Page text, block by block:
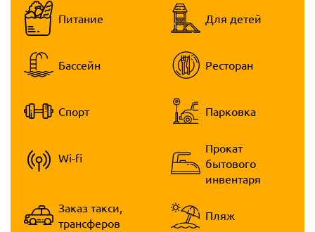
Питание Для детей
Бассейн Ресторан
Спорт Парковка
Wi-fi
Прокат
бытового
инвентаря
Заказ такси,
трансферов
Пляж